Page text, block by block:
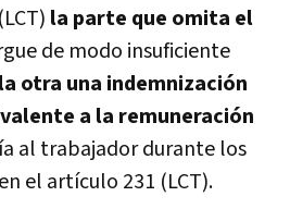
la parte que omita el
de modo insuficiente
otra una indemnización
a la remuneración
al trabajador durante los
el artículo 231 (LCT).